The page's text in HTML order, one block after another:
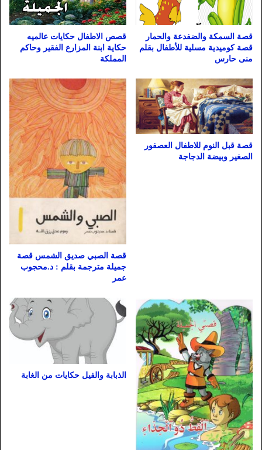
قصة السمكة والضفدعة والحمار
قصة كوميدية مسلية للأطفال بقلم
منى حارس
قصص الاطفال حكايات عالميه
حكاية ابنة المزارع الفقير وحاكم
المملكة
قصة قبل النوم للاطفال العصفور
الصغير وبيضة الدجاجة
قصة الصبي صديق الشمس قصة
جميلة مترجمة بقلم : د.محجوب
عمر
الذبابة والفيل حكايات من الغابة